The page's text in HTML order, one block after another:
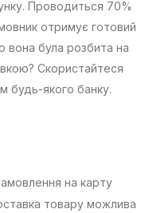
Проводиться 70%
отримує готовий
вона була розбита на
Скористайтеся
будь-якого банку.
на карту
товару можлива